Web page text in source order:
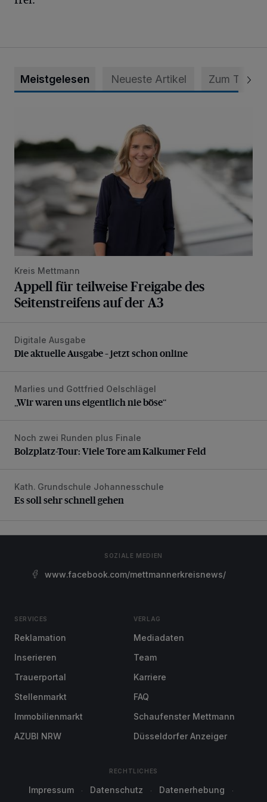
Meistgelesen Neueste Artikel Zum Thema
Kreis Mettmann
Appell für teilweise Freigabe des
Seitenstreifens auf der A3
Die aktuelle Ausgabe – jetzt schon online
Digitale Ausgabe
Die aktuelle Ausgabe – jetzt schon online
„Wir waren uns eigentlich nie böse“
Marlies und Gottfried Oelschlägel
„Wir waren uns eigentlich nie böse“
Bolzplatz-Tour: Viele Tore am Kalkumer Feld
Noch zwei Runden plus Finale
Bolzplatz-Tour: Viele Tore am Kalkumer Feld
Es soll sehr schnell gehen
Kath. Grundschule Johannesschule
Es soll sehr schnell gehen
SOZIALE MEDIEN
www.facebook.com/mettmannerkreisnews/
SERVICES
Reklamation
Inserieren
Trauerportal
Stellenmarkt
Immobilienmarkt
AZUBI NRW
VERLAG
Mediadaten
Team
Karriere
FAQ
Schaufenster Mettmann
Düsseldorfer Anzeiger
RECHTLICHES
Impressum Datenschutz Datenerhebung